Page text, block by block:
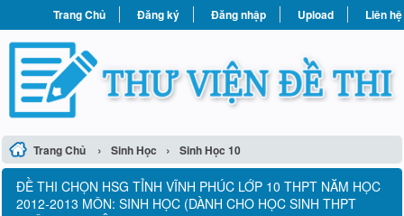
Trang Chủ Đăng ký Đăng nhập Upload Liên hệ
Trang Chủ › Sinh Học › Sinh Học 10
ĐỀ THI CHỌN HSG TỈNH VĨNH PHÚC LỚP 10 THPT NĂM HỌC
2012-2013 MÔN: SINH HỌC (DÀNH CHO HỌC SINH THPT